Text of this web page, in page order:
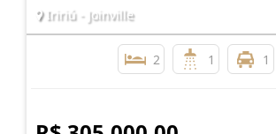
Iririú - Joinville
2 1 1